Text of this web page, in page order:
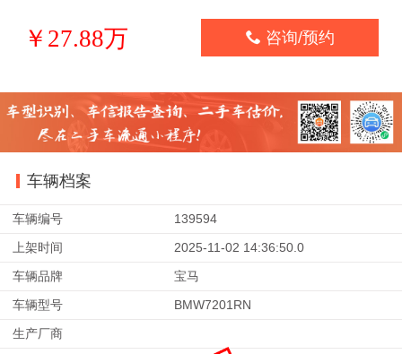
￥27.88万  咨询/预约
车辆档案
车辆编号
139594
上架时间
2025-11-02 14:36:50.0
车辆品牌
宝马
车辆型号
BMW7201RN
生产厂商